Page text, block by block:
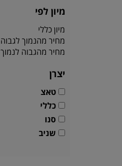
מיון לפי
מיון כללי
מחיר מהנמוך לגבוה
מחיר מהגבוה לנמוך
יצרן
טאצ
כללי
סנו
שניב